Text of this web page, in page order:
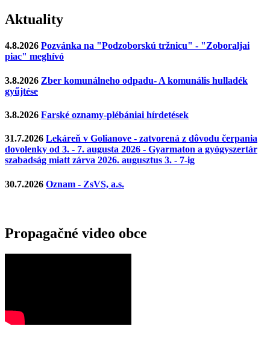
Aktuality
4.8.2026 Pozvánka na "Podzoborskú tržnicu" - "Zoboraljai
piac" meghívó
3.8.2026 Zber komunálneho odpadu- A komunális hulladék
gyűjtése
3.8.2026 Farské oznamy-plébániai hírdetések
31.7.2026 Lekáreň v Golianove - zatvorená z dôvodu čerpania
dovolenky od 3. - 7. augusta 2026 - Gyarmaton a gyógyszertár
szabadság miatt zárva 2026. augusztus 3. - 7-ig
30.7.2026 Oznam - ZsVS, a.s.
Propagačné video obce